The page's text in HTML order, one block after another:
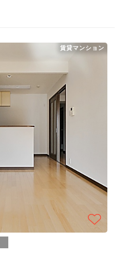
賃貸マンション